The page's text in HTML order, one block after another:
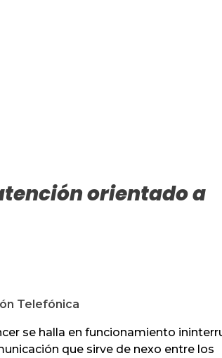
orientado a
Telefónica
se halla en funcionamiento
que sirve de nexo entre los